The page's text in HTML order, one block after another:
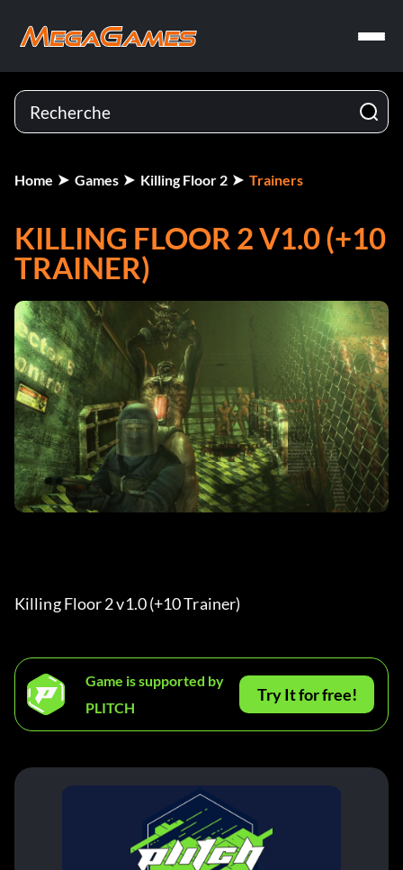
Home Games Killing Floor 2 Trainers
KILLING FLOOR 2 V1.0 (+10
TRAINER)
Killing Floor 2 v1.0 (+10 Trainer)
Game is supported by
PLITCH
Try It for free!